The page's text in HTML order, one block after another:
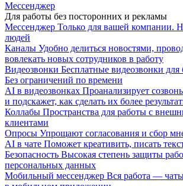
Мессенджер
Для работы без посторонних и рекламы
Мессенджер Только для вашей компании.
людей
Каналы Удобно делиться новостями,
вовлекать новых сотрудников в работу
Видеозвонки Бесплатные видеозвонки для
Без ограничений по времени
AI в видеозвонках Проанализирует
и подскажет, как сделать их более
Коллабы Пространства для работы с
клиентами
Опросы Упрощают согласования и сбор
AI в чате Поможет креативить, писать
Безопасность Высокая степень защиты
персональных данных
Мобильный мессенджер Вся работа —